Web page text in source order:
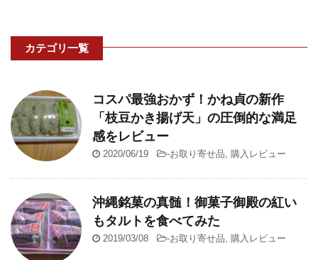
カテゴリ一覧
コスパ最強おかず！かね貞の新作
「枝豆かき揚げ天」の圧倒的な満足
感をレビュー
2020/06/19 -お取り寄せ品, 購入レビュー
沖縄銘菓の真髄！御菓子御殿の紅い
もタルトを食べてみた
2019/03/08 -お取り寄せ品, 購入レビュー